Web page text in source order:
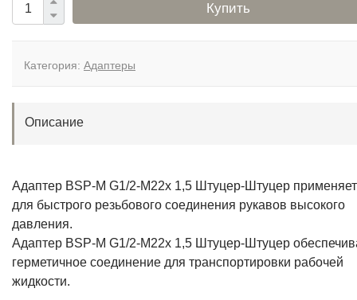
Купить
Категория: Адаптеры
Описание
Адаптер BSP-М G1/2-М22х 1,5 Штуцер-Штуцер
для быстрого резьбового соединения рукавов высокого
давления.
Адаптер BSP-М G1/2-М22х 1,5 Штуцер-Штуцер
герметичное соединение для транспортировки рабочей
жидкости.